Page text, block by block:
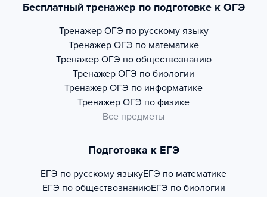
Бесплатный тренажер по подготовке к ОГЭ
Тренажер ОГЭ по русскому языку
Тренажер ОГЭ по математике
Тренажер ОГЭ по обществознанию
Тренажер ОГЭ по биологии
Тренажер ОГЭ по информатике
Тренажер ОГЭ по физике
Все предметы
Подготовка к ЕГЭ
ЕГЭ по русскому языкуЕГЭ по математике
ЕГЭ по обществознаниюЕГЭ по биологии